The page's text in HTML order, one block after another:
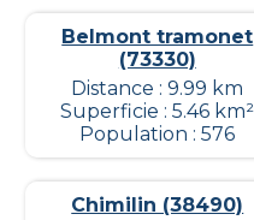
Belmont tramonet
(73330)
Distance : 9.99 km
Superficie : 5.46 km²
Population : 576
Chimilin (38490)